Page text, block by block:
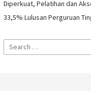
Diperkuat, Pelatihan dan
33,5% Lulusan Perguruan
Search
for: